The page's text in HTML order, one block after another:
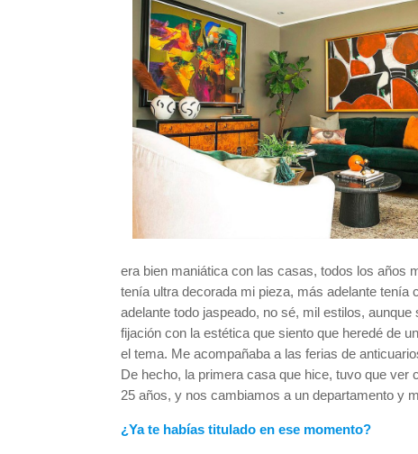
era bien maniática con las casas, todos los años
tenía ultra decorada mi pieza, más adelante
adelante todo jaspeado, no sé, mil estilos,
fijación con la estética que siento que heredé de
el tema. Me acompañaba a las ferias de
De hecho, la primera casa que hice, tuvo que ver
25 años, y nos cambiamos a un departamento y
¿Ya te habías titulado en ese momento?